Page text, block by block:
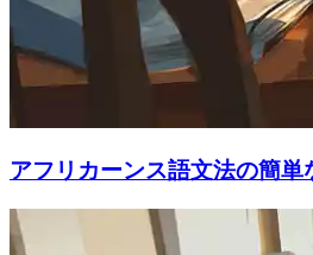
アフリカーンス語文法の簡単